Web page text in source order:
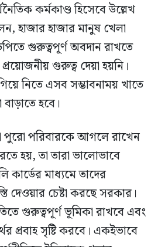
কর্মকাণ্ড হিসেবে উল্লেখ
হাজার হাজার মানুষ খেলা
গুরুত্বপূর্ণ অবদান রাখতে
গুরুত্ব দেয়া হয়নি।
নিতে এসব সম্ভাবনাময় খাতে
হবে।
পুরো পরিবারকে আগলে রাখেন
হয়, তা তারা ভালোভাবে
কার্ডের মাধ্যমে তাদের
দেওয়ার চেষ্টা করছে সরকার।
গুরুত্বপূর্ণ ভূমিকা রাখবে এবং
প্রবাহ সৃষ্টি করবে। একইভাবে